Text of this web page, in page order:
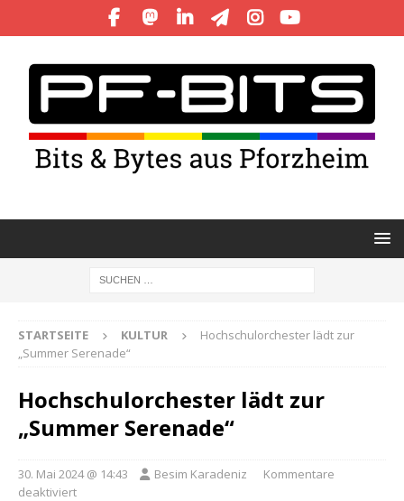
STARTSEITE KULTUR
Hochschulorchester lädt zur
„Summer Serenade“
Hochschulorchester lädt zur
„Summer Serenade“
30. Mai 2024 @ 14:43 Besim Karadeniz
Kommentare
deaktiviert